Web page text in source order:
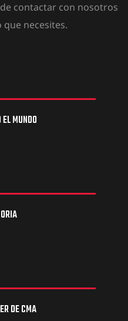
contactar con nosotros
necesites.
MUNDO
DE CMA